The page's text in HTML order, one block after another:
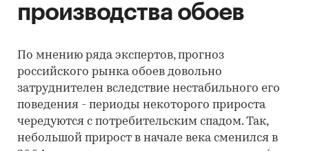
производства обоев
По мнению ряда экспертов, прогноз
российского рынка обоев довольно
затруднителен вследствие нестабильного его
поведения - периоды некоторого прироста
чередуются с потребительским спадом. Так,
небольшой прирост в начале века сменился в